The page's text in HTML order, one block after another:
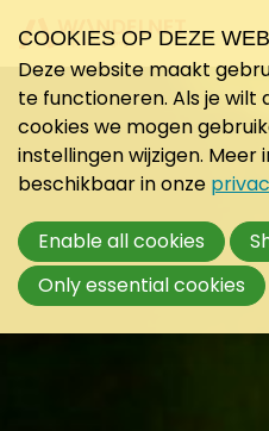
COOKIES OP DEZE
Deze website maakt
te functioneren. Als je wilt
cookies we mogen
instellingen wijzigen. Meer
beschikbaar in onze
Enable all cookies
Only essential cookies